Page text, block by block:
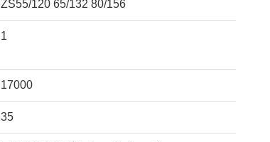
ZS55/120 65/132 80/156
1
17000
35